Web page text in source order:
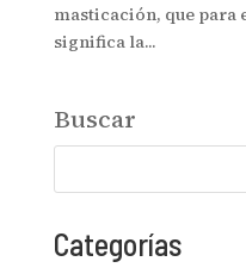
masticación, que para
significa la...
Buscar
Categorías